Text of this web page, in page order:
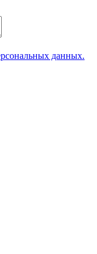
данных.